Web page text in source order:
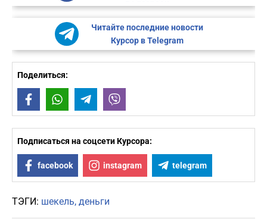
Читайте последние новости
Курсор в Telegram
Поделиться:
FacebookWhatsAppTelegram
Подписаться на соцсети Курсора:
facebook instagram telegram
ТЭГИ: шекель деньги